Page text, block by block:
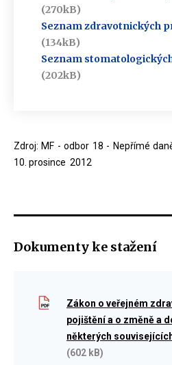
(270kB)
Seznam zdravotnických
(134kB)
Seznam
(202kB)
Zdroj: MF - odbor 18 - Nepřímé
10. prosince 2012
Dokumenty ke stažení
Zákon o veřejném
pojištění a o změně a
některých
(602 kB)